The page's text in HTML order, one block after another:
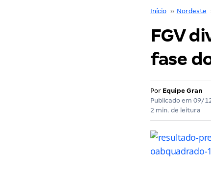
Início ›› Nordeste
FGV
fase
Por Equipe Gran
Publicado em 09/
2 min. de leitura